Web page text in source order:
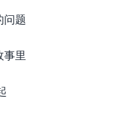
问题
里